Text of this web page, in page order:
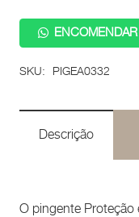
SKU: PIGEA0332
Descrição
O pingente Proteção